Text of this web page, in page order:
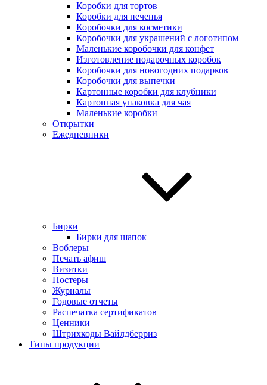
Коробки для тортов
Коробки для печенья
Коробочки для косметики
Коробочки для украшений с логотипом
Маленькие коробочки для конфет
Изготовление подарочных коробок
Коробочки для новогодних подарков
Коробочки для выпечки
Картонные коробки для клубники
Картонная упаковка для чая
Маленькие коробки
Открытки
Ежедневники
Бирки
Бирки для шапок
Воблеры
Печать афиш
Визитки
Постеры
Журналы
Годовые отчеты
Распечатка сертификатов
Ценники
Штрихкоды Вайлдберриз
Типы продукции